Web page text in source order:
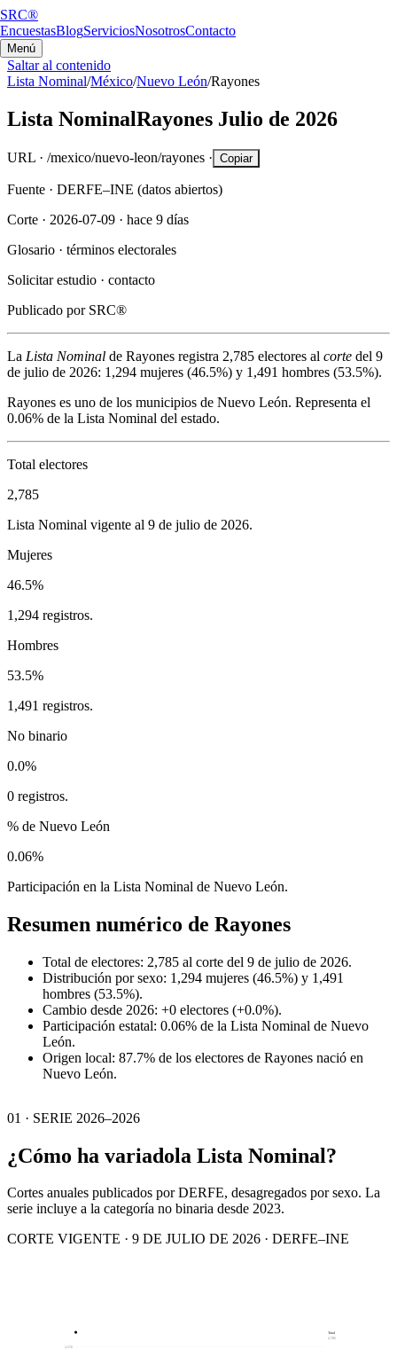
SRC®
EncuestasBlogServiciosNosotrosContacto
Menú
Saltar al contenido
Lista Nominal/México/Nuevo León/Rayones
Lista NominalRayones Julio de 2026
URL · /mexico/nuevo-leon/rayones · Copiar
Fuente · DERFE–INE (datos abiertos)
Corte · 2026-07-09 · hace 9 días
Glosario · términos electorales
Solicitar estudio · contacto
Publicado por SRC®
La Lista Nominal de Rayones registra 2,785 electores al corte del 9
de julio de 2026: 1,294 mujeres (46.5%) y 1,491 hombres (53.5%).
Rayones es uno de los municipios de Nuevo León. Representa el
0.06% de la Lista Nominal del estado.
Total electores
2,785
Lista Nominal vigente al 9 de julio de 2026.
Mujeres
46.5%
1,294 registros.
Hombres
53.5%
1,491 registros.
No binario
0.0%
0 registros.
% de Nuevo León
0.06%
Participación en la Lista Nominal de Nuevo León.
Resumen numérico de Rayones
Total de electores: 2,785 al corte del 9 de julio de 2026.
Distribución por sexo: 1,294 mujeres (46.5%) y 1,491
hombres (53.5%).
Cambio desde 2026: +0 electores (+0.0%).
Participación estatal: 0.06% de la Lista Nominal de Nuevo
León.
Origen local: 87.7% de los electores de Rayones nació en
Nuevo León.
01 · SERIE 2026–2026
¿Cómo ha variadola Lista Nominal?
Cortes anuales publicados por DERFE, desagregados por sexo. La
serie incluye a la categoría no binaria desde 2023.
CORTE VIGENTE · 9 DE JULIO DE 2026 · DERFE–INE
2,576
Total
2,785